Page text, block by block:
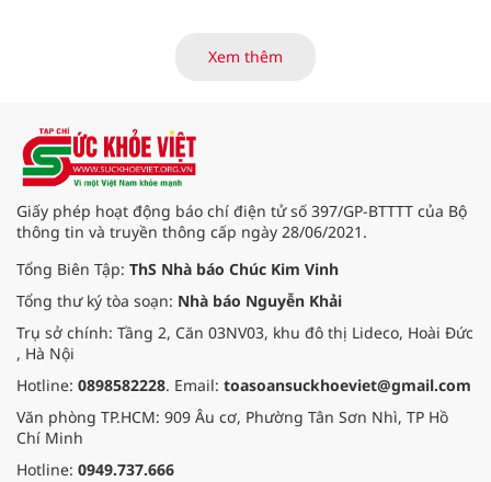
cường hậu kiểm, ứng dụng chuyển
đổi số, kiểm soát nguy cơ theo toàn
Xem thêm
Giấy phép hoạt động báo chí điện tử số 397/GP-BTTTT của Bộ
thông tin và truyền thông cấp ngày 28/06/2021.
Tổng Biên Tập: ThS Nhà báo Chúc Kim Vinh
Tổng thư ký tòa soạn: Nhà báo Nguyễn Khải
Trụ sở chính: Tầng 2, Căn 03NV03, khu đô thị Lideco, Hoài Đức
, Hà Nội
Hotline: 0898582228. Email: toasoansuckhoeviet@gmail.com
Văn phòng TP.HCM: 909 Âu cơ, Phường Tân Sơn Nhì, TP Hồ
Chí Minh
Hotline: 0949.737.666